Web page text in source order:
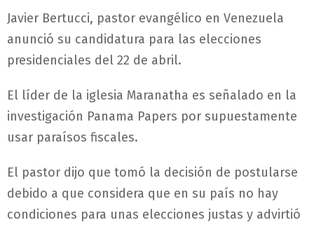
Javier Bertucci, pastor evangélico en Venezuela
anunció su candidatura para las elecciones
presidenciales del 22 de abril.
El líder de la iglesia Maranatha es señalado en la
investigación Panama Papers por supuestamente
usar paraísos fiscales.
El pastor dijo que tomó la decisión de postularse
debido a que considera que en su país no hay
condiciones para unas elecciones justas y advirtió